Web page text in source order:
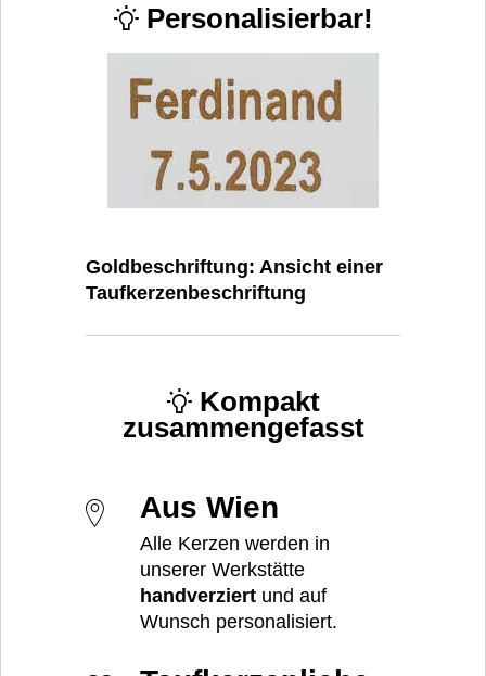
Personalisierbar!
Goldbeschriftung: Ansicht einer
Taufkerzenbeschriftung
Kompakt
zusammengefasst
Aus Wien
Alle Kerzen werden in
unserer Werkstätte
handverziert und auf
Wunsch personalisiert.